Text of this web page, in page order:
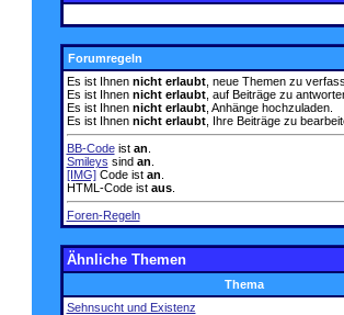
Forumregeln
Es ist Ihnen nicht erlaubt, neue Themen zu
Es ist Ihnen nicht erlaubt, auf Beiträge zu
Es ist Ihnen nicht erlaubt, Anhänge hochzuladen.
Es ist Ihnen nicht erlaubt, Ihre Beiträge zu
BB-Codeist an
Smileys sind an
[IMG]Code ist an
HTML-Code ist aus.
Foren-Regeln
Ähnliche Themen
Thema
Sehnsucht und Existenz